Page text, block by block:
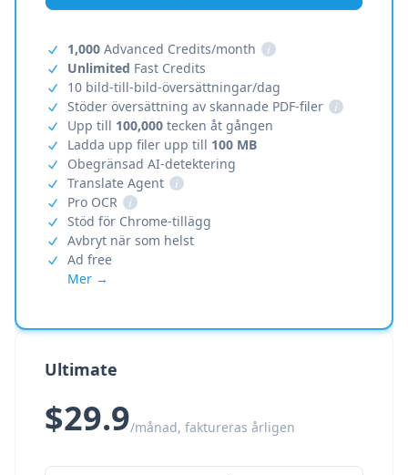
1,000 Advanced Credits/month
i
Unlimited Fast Credits
10 bild-till-bild-översättningar/dag
Stöder översättning av skannade PDF-filer
i
Upp till 100,000 tecken åt gången
Ladda upp filer upp till 100 MB
Obegränsad AI-detektering
Translate Agent
i
Pro OCR
i
Stöd för Chrome-tillägg
Avbryt när som helst
Ad free
Mer →
Ultimate
$29.9/månad, faktureras årligen